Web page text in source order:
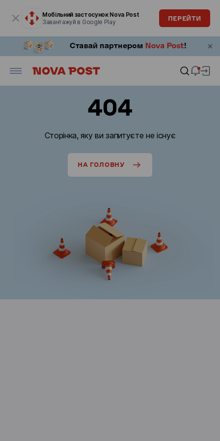
Мобільний застосунок Nova Post
Завантажуй в Google Play
ПЕРЕЙТИ
404
Сторінка, яку ви запитуєте не існує
НА ГОЛОВНУ